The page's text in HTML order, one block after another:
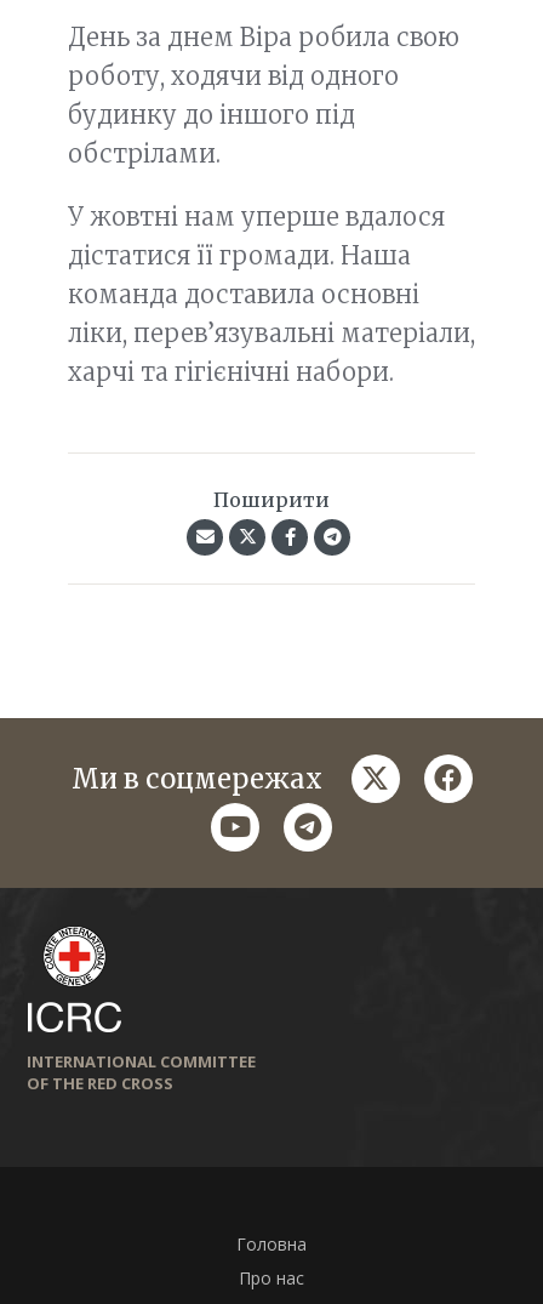
День за днем Віра робила свою
роботу, ходячи від одного
будинку до іншого під
обстрілами.
У жовтні нам уперше вдалося
дістатися її громади. Наша
команда доставила основні
ліки, перев’язувальні матеріали,
харчі та гігієнічні набори.
Поширити
Ми в соцмережах twitter
youtubetelegram
INTERNATIONAL COMMITTEE
OF THE RED CROSS
Головна
Про нас